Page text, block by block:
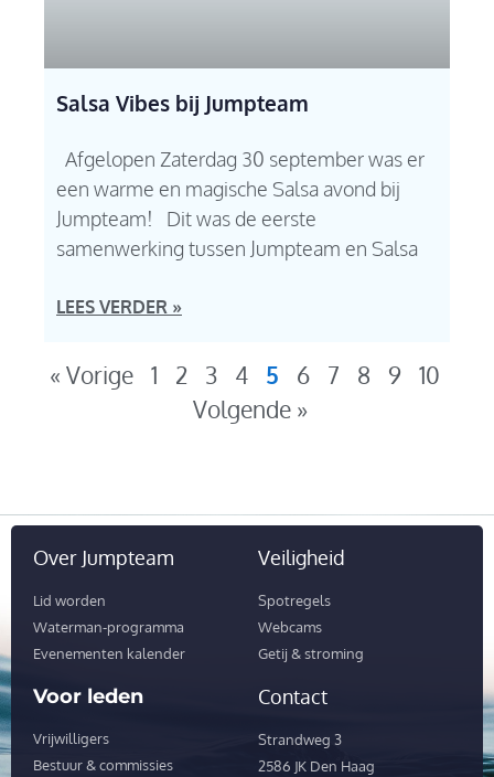
Salsa Vibes bij Jumpteam
Afgelopen Zaterdag 30 september was er
een warme en magische Salsa avond bij
Jumpteam! Dit was de eerste
samenwerking tussen Jumpteam en Salsa
LEES VERDER »
« Vorige 1 2 3 4 5 6 7 8 9
10
Volgende »
Over Jumpteam
Lid worden
Waterman-programma
Evenementen kalender
Veiligheid
Spotregels
Webcams
Getij & stroming
Voor leden
Vrijwilligers
Bestuur & commissies
Contact
Strandweg 3
2586 JK Den Haag